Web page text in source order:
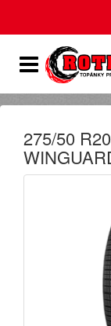
275/50